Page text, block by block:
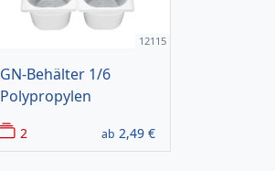
12115
GN-Behälter 1/6
Polypropylen
2 ab 2,49 €